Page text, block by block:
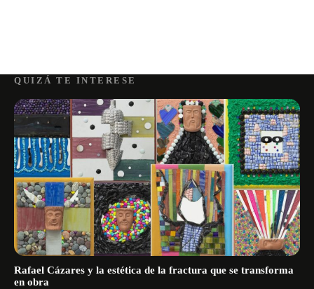
QUIZÁ TE INTERESE
Rafael Cázares y la estética de la fractura que se transforma
en obra